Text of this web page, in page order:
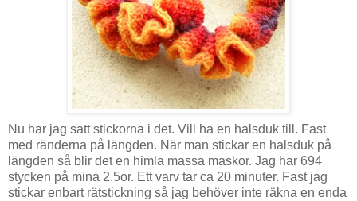
Nu har jag satt stickorna i det. Vill ha en halsduk till. Fast
med ränderna på längden. När man stickar en halsduk på
längden så blir det en himla massa maskor. Jag har 694
stycken på mina 2.5or. Ett varv tar ca 20 minuter. Fast jag
stickar enbart rätstickning så jag behöver inte räkna en enda